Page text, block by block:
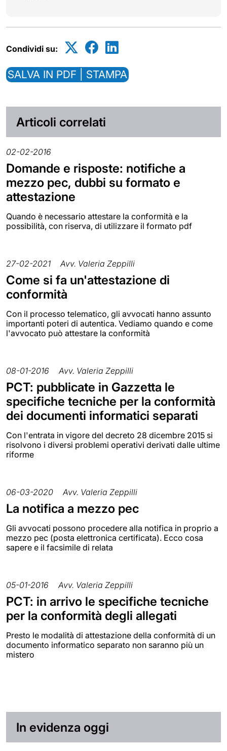
Condividi su:
SALVA IN PDF | STAMPA
Articoli correlati
02-02-2016
Domande e risposte: notifiche a
mezzo pec, dubbi su formato e
attestazione
Quando è necessario attestare la conformità e la
possibilità, con riserva, di utilizzare il formato pdf
27-02-2021 Avv. Valeria Zeppilli
Come si fa un'attestazione di
conformità
Con il processo telematico, gli avvocati hanno assunto
importanti poteri di autentica. Vediamo quando e come
l'avvocato può attestare la conformità
08-01-2016 Avv. Valeria Zeppilli
PCT: pubblicate in Gazzetta le
specifiche tecniche per la conformità
dei documenti informatici separati
Con l'entrata in vigore del decreto 28 dicembre 2015 si
risolvono i diversi problemi operativi derivati dalle ultime
riforme
06-03-2020 Avv. Valeria Zeppilli
La notifica a mezzo pec
Gli avvocati possono procedere alla notifica in proprio a
mezzo pec (posta elettronica certificata). Ecco cosa
sapere e il facsimile di relata
05-01-2016 Avv. Valeria Zeppilli
PCT: in arrivo le specifiche tecniche
per la conformità degli allegati
Presto le modalità di attestazione della conformità di un
documento informatico separato non saranno più un
mistero
In evidenza oggi